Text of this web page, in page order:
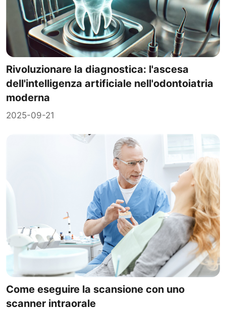
Rivoluzionare la diagnostica: l'ascesa
dell'intelligenza artificiale nell'odontoiatria
moderna
2025-09-21
Come eseguire la scansione con uno
scanner intraorale